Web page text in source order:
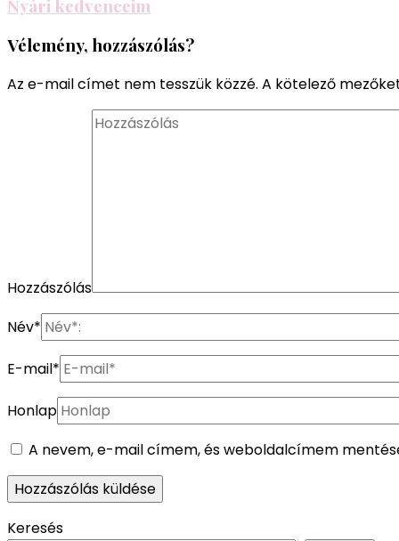
Nyári kedvenceim
Vélemény, hozzászólás?
Az e-mail címet nem tesszük közzé. A kötelező
Hozzászólás
Név*
E-mail*
Honlap
A nevem, e-mail címem, és weboldalcímem
Keresés